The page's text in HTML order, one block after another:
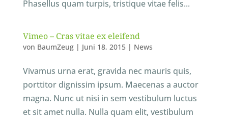
Phasellus quam turpis, tristique vitae felis...
Vimeo – Cras vitae ex eleifend
von BaumZeug| Juni 18, 2015| News
Vivamus urna erat, gravida nec mauris quis,
porttitor dignissim ipsum. Maecenas a auctor
magna. Nunc ut nisi in sem vestibulum luctus
et sit amet nulla. Nulla quam elit, vestibulum